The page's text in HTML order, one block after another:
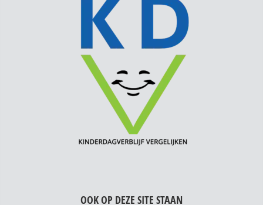
OOK OP DEZE SITE STAAN